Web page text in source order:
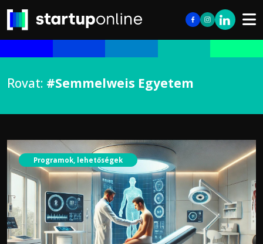
Rovat: #Semmelweis Egyetem
Programok, lehetőségek